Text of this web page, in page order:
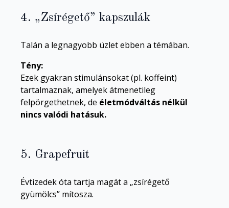
4. „Zsírégető” kapszulák
Talán a legnagyobb üzlet ebben a témában.
Tény:
Ezek gyakran stimulánsokat (pl. koffeint)
tartalmaznak, amelyek átmenetileg
felpörgethetnek, de életmódváltás nélkül
nincs valódi hatásuk.
5. Grapefruit
Évtizedek óta tartja magát a „zsírégető
gyümölcs” mítosza.